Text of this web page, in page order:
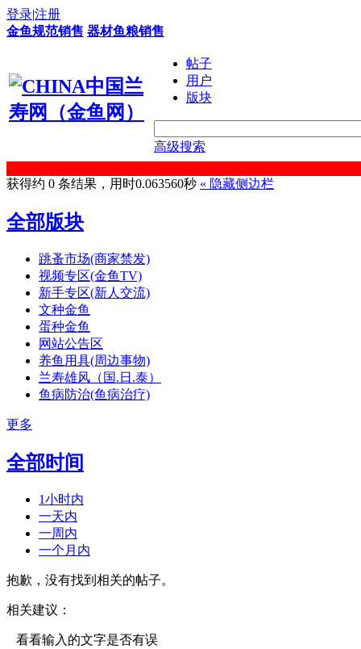
登录|注册
金鱼规范销售 器材鱼粮销售
帖子
用户
版块
高级搜索
.
获得约 0 条结果，用时0.063560秒 « 隐藏侧边栏
全部版块
跳蚤市场(商家禁发)
视频专区(金鱼TV)
新手专区(新人交流)
文种金鱼
蛋种金鱼
网站公告区
养鱼用具(周边事物)
兰寿雄风（国.日.泰）
鱼病防治(鱼病治疗)
更多
全部时间
1小时内
一天内
一周内
一个月内
抱歉，没有找到相关的帖子。
相关建议：
看看输入的文字是否有误